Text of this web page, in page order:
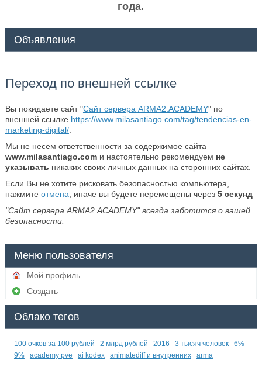
года.
Объявления
Переход по внешней ссылке
Вы покидаете сайт "Сайт сервера ARMA2.ACADEMY" по
внешней ссылке https://www.milasantiago.com/tag/tendencias-en-
marketing-digital/.
Мы не несем ответственности за содержимое сайта
www.milasantiago.comи настоятельно рекомендуем не
указывать никаких своих личных данных на сторонних сайтах.
Если Вы не хотите рисковать безопасностью компьютера,
нажмите отмена , иначе вы будете перемещены через 5секунд
"Сайт сервера ARMA2.ACADEMY" всегда заботится о вашей
безопасности.
Меню пользователя
Мой профиль
Создать
Облако тегов
100 очков за 100 рублей 2 млрд рублей 2016 3 тысяч человек
6%
9%
academy pve ai kodex animatediff и внутренних arma